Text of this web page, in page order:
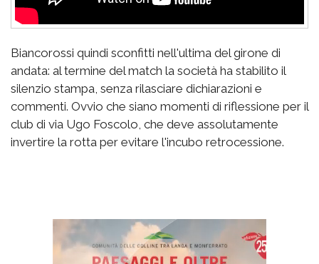
Biancorossi quindi sconfitti nell'ultima del girone di
andata: al termine del match la società ha stabilito il
silenzio stampa, senza rilasciare dichiarazioni e
commenti. Ovvio che siano momenti di riflessione per il
club di via Ugo Foscolo, che deve assolutamente
invertire la rotta per evitare l'incubo retrocessione.